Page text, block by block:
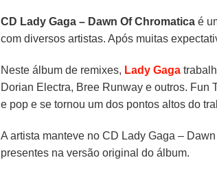
CD Lady Gaga – Dawn Of Chromatica é
com diversos artistas. Após muitas
Neste álbum de remixes, Lady Gaga
Dorian Electra, Bree Runway e outros. Fun
e pop e se tornou um dos pontos altos do
A artista manteve no CD Lady Gaga –
presentes na versão original do álbum.